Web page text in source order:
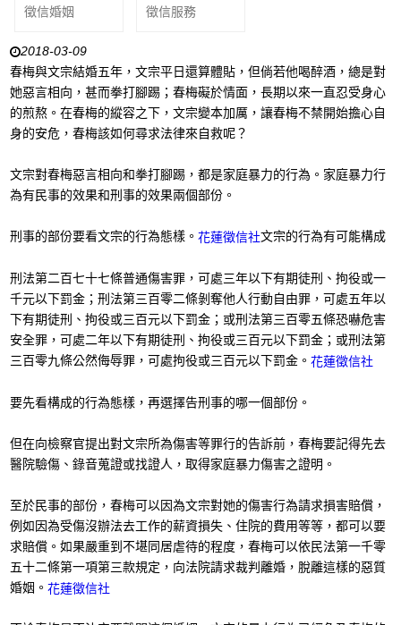
徵信婚姻 徵信服務
2018-03-09
春梅與文宗結婚五年，文宗平日還算體貼，但倘若他喝醉酒，總是對
她惡言相向，甚而拳打腳踢；春梅礙於情面，長期以來一直忍受身心
的煎熬。在春梅的縱容之下，文宗變本加厲，讓春梅不禁開始擔心自
身的安危，春梅該如何尋求法律來自救呢？
文宗對春梅惡言相向和拳打腳踢，都是家庭暴力的行為。家庭暴力行
為有民事的效果和刑事的效果兩個部份。
刑事的部份要看文宗的行為態樣。花蓮徵信社文宗的行為有可能構成
刑法第二百七十七條普通傷害罪，可處三年以下有期徒刑、拘役或一
千元以下罰金；刑法第三百零二條剝奪他人行動自由罪，可處五年以
下有期徒刑、拘役或三百元以下罰金；或刑法第三百零五條恐嚇危害
安全罪，可處二年以下有期徒刑、拘役或三百元以下罰金；或刑法第
三百零九條公然侮辱罪，可處拘役或三百元以下罰金。花蓮徵信社
要先看構成的行為態樣，再選擇告刑事的哪一個部份。
但在向檢察官提出對文宗所為傷害等罪行的告訴前，春梅要記得先去
醫院驗傷、錄音蒐證或找證人，取得家庭暴力傷害之證明。
至於民事的部份，春梅可以因為文宗對她的傷害行為請求損害賠償，
例如因為受傷沒辦法去工作的薪資損失、住院的費用等等，都可以要
求賠償。如果嚴重到不堪同居虐待的程度，春梅可以依民法第一千零
五十二條第一項第三款規定，向法院請求裁判離婚，脫離這樣的惡質
婚姻。花蓮徵信社